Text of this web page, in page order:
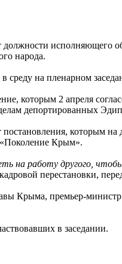
должности исполняющего
народа.
среду на пленарном
которым 2 апреля
депортированных
которым
Крым».
на работу другого,
перестановки,
Крыма, премьер-
в заседании.